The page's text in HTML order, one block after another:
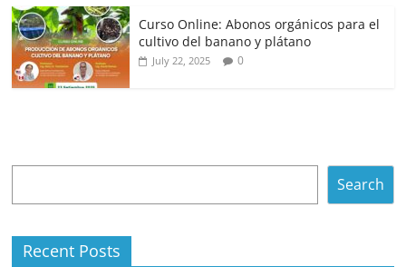
Curso Online: Abonos orgánicos para el
cultivo del banano y plátano
July 22, 2025 0
Search
Recent Posts